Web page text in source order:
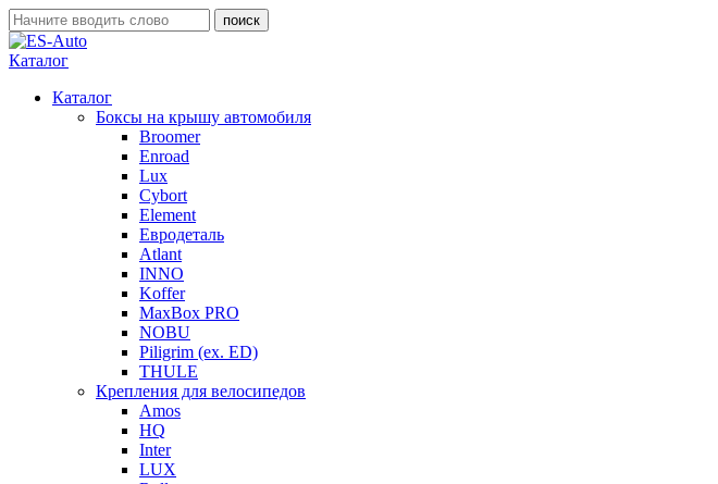
Каталог
Каталог
Боксы на крышу автомобиля
Broomer
Enroad
Lux
Cybort
Element
Евродеталь
Atlant
INNO
Koffer
MaxBox PRO
NOBU
Piligrim (ex. ED)
THULE
Крепления для велосипедов
Amos
HQ
Inter
LUX